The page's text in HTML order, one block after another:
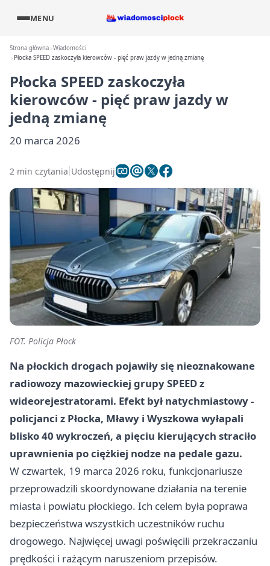
MENU
Strona główna Wiadomości
Płocka SPEED zaskoczyła kierowców - pięć praw jazdy w jedną zmianę
Płocka SPEED zaskoczyła
kierowców - pięć praw jazdy w
jedną zmianę
20 marca 2026
2 min czytania Udostępnij
FOT. Policja Płock
Na płockich drogach pojawiły się nieoznakowane
radiowozy mazowieckiej grupy SPEED z
wideorejestratorami. Efekt był natychmiastowy -
policjanci z Płocka, Mławy i Wyszkowa wyłapali
blisko 40 wykroczeń, a pięciu kierujących straciło
uprawnienia po ciężkiej nodze na pedale gazu.
W czwartek, 19 marca 2026 roku, funkcjonariusze
przeprowadzili skoordynowane działania na terenie
miasta i powiatu płockiego. Ich celem była poprawa
bezpieczeństwa wszystkich uczestników ruchu
drogowego. Najwięcej uwagi poświęcili przekraczaniu
prędkości i rażącym naruszeniom przepisów.